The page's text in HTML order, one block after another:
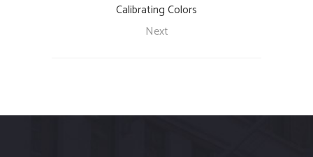
Calibrating Colors
Next